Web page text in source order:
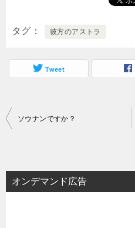
タグ 彼方のアストラ
Tweet
投
ビ
ゲ
ソウナンですか？
オンデマンド広告